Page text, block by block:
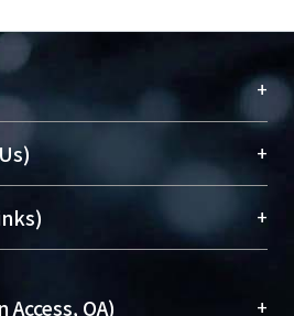
+
之列，為永久珍藏及向國際
果及學術能量，圖書館整合
學術庫（AH）不同功能平
NTU scholars。期能整合研
+
(Medical Library)
+
OA) +